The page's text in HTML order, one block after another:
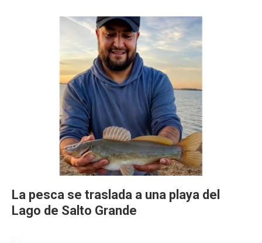
La pesca se traslada a una playa del
Lago de Salto Grande